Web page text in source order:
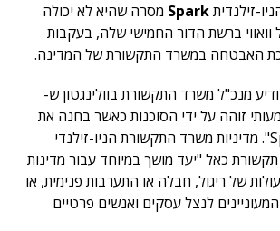
זילנדיתSpark מסרה שהיא לא יכולה
ברשת הדור החמישי שלה, בעקבות
האבטחה במשרד התקשורת של המדינה.
מנכ"ל משרד התקשורת בוולינגטון ש-
זוהה על ידי הסוכנות כאשר בחנה את
תכניותיה של Spark". מדיניות משרד התקשורת הניו-זילנדי
כאל "יעד מושך במיוחד עבור מדינות
של ריגול, חבלה או התערבות פנימית, או
לנצל עסקים ואנשים פרטיים